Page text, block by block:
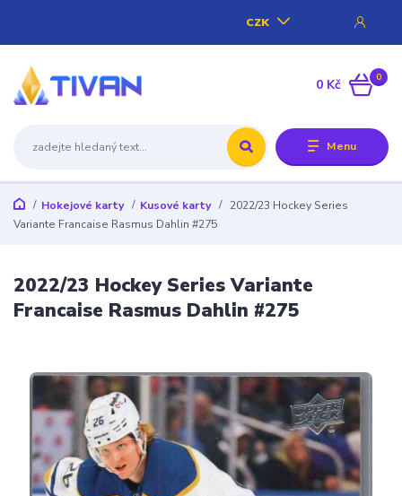
Menu
CZK
0
0 Kč
Hokejové karty Kusové karty
2022/23 Hockey Series
Variante Francaise Rasmus Dahlin #275
2022/23 Hockey Series Variante
Francaise Rasmus Dahlin #275